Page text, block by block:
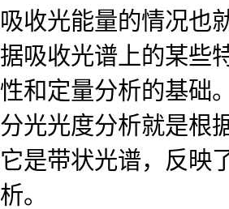
吸收光能量的情况也
据吸收光谱上的某些
性和定量分析的基础。
分光光度分析就是根
它是带状光谱，反映
析。